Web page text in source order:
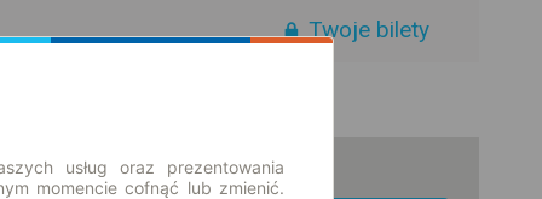
Twoje bilety
usług oraz prezentowania
momencie cofnąć lub zmienić.